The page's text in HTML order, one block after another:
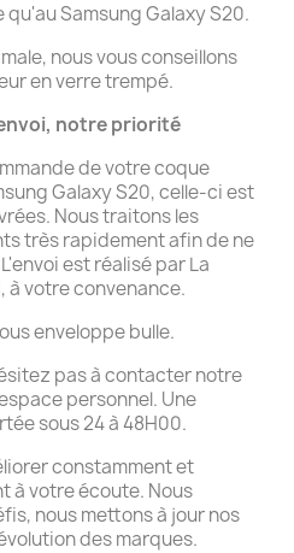
Samsung Galaxy S20.
nous vous conseillons
en verre trempé.
notre priorité
de votre coque
Galaxy S20, celle-ci est
Nous traitons les
très rapidement afin de ne
est réalisé par La
à votre convenance.
enveloppe bulle.
pas à contacter notre
personnel. Une
sous 24 à 48H00.
constamment et
à votre écoute. Nous
nous mettons à jour nos
des marques.